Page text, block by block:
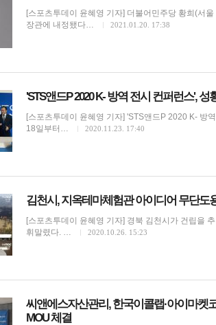
[스포츠투데이 윤혜영 기자] 더불어민주당 황희(서
장관에 내정됐다…
2021.01.20. 17:38
'STS앤드P 2020 K- 방역 전시 컨퍼런스', 성
[스포츠투데이 윤혜영 기자] 'STS앤드P 2020 K- 방
18일부터…
2020.11.23. 17:40
김천시, 지옥테마체험관 아이디어 무단
[스포츠투데이 윤혜영 기자] 경북 김천시가 건립을
휘말렸다. …
2020.10.26. 15:23
씨앤에스자산관리, 한국이콜랩·아이마켓
MOU 체결